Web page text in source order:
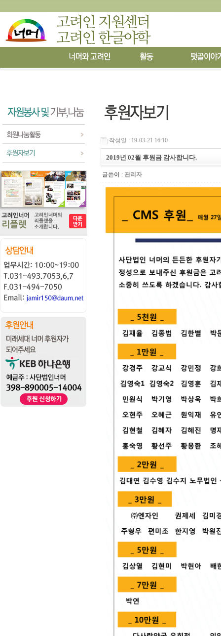
작성일 : 19-03-21 16:10
2019년 02월 후원금 감사합니다.
글쓴이 : 관리자